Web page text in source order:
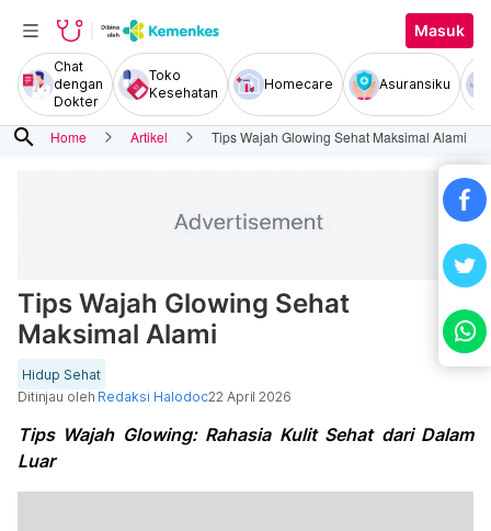
Masuk
Chat
dengan
Dokter
Toko
Kesehatan
Homecare Asuransiku
search Home Artikel Tips Wajah Glowing Sehat Maksimal Alami
Tips Wajah Glowing Sehat
Maksimal Alami
Hidup Sehat
Ditinjau oleh Redaksi Halodoc22 April 2026
Tips Wajah Glowing: Rahasia Kulit Sehat dari Dalam
Luar